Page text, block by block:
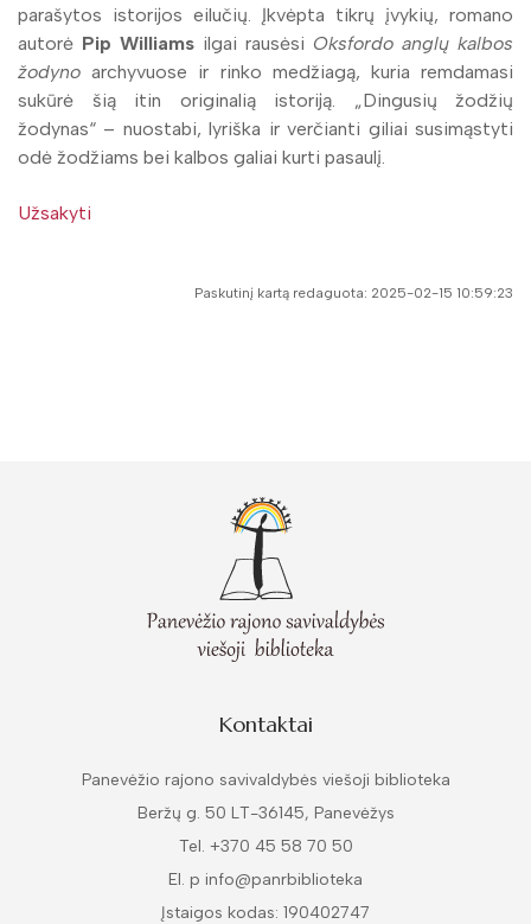
parašytos istorijos eilučių. Įkvėpta tikrų įvykių, romano
autorė Pip Williams ilgai rausėsi Oksfordo anglų kalbos
žodyno archyvuose ir rinko medžiagą, kuria remdamasi
sukūrė šią itin originalią istoriją. „Dingusių žodžių
žodynas“ – nuostabi, lyriška ir verčianti giliai susimąstyti
odė žodžiams bei kalbos galiai kurti pasaulį.
Užsakyti
Paskutinį kartą redaguota: 2025-02-15 10:59:23
Kontaktai
Panevėžio rajono savivaldybės viešoji biblioteka
Beržų g. 50 LT-36145, Panevėžys
Tel. +370 45 58 70 50
El. p info@panrbiblioteka
Įstaigos kodas: 190402747